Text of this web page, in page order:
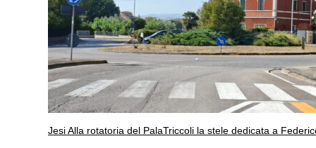
Jesi Alla rotatoria del PalaTriccoli la stele dedicata a